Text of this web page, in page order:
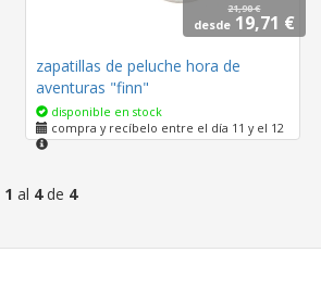
21,90 €
desde19,71 €
zapatillas de peluche hora de
aventuras "finn"
disponible en stock
compra y recíbelo entre el día 11 y el 12
1 al 4de 4